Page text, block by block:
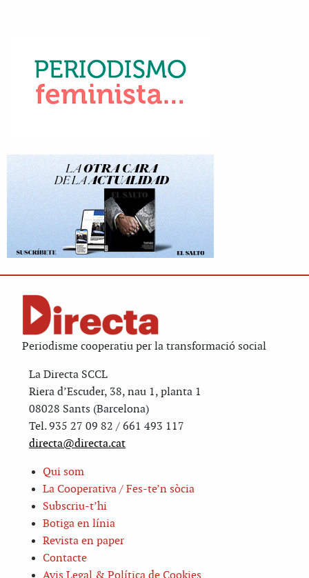
Periodisme cooperatiu per la transformació social
La Directa SCCL
Riera d’Escuder, 38, nau 1, planta 1
08028 Sants (Barcelona)
Tel. 935 27 09 82 / 661 493 117
directa@directa.cat
Qui som
La Cooperativa / Fes-te’n sòcia
Subscriu-t’hi
Botiga en línia
Revista en paper
Contacte
Avis Legal & Política de Cookies